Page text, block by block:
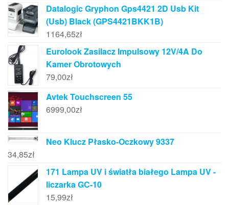
Datalogic Gryphon Gps4421 2D Usb Kit
(Usb) Black (GPS4421BKK1B)
1164,65zł
Eurolook Zasilacz Impulsowy 12V/4A Do
Kamer Obrotowych
79,00zł
Avtek Touchscreen 55
6999,00zł
Neo Klucz Płasko-Oczkowy 9337
34,85zł
171 Lampa UV i światła białego Lampa UV -
liczarka GC-10
15,99zł